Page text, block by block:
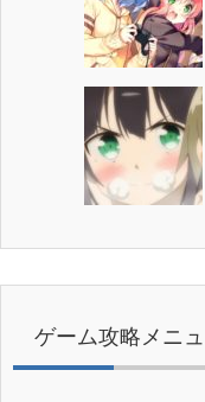
ゲーム攻略メニ